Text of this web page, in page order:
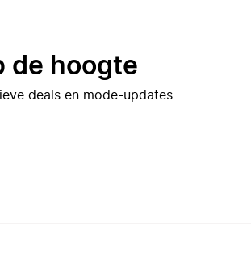
de hoogte
deals en mode-updates